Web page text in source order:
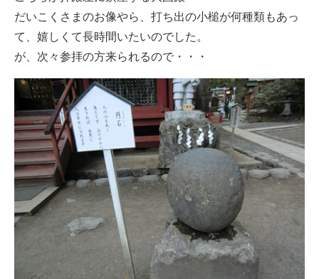
だいこくさまのお像やら、打ち出の小槌が何種類もあっ
て、嬉しくて長時間いたいのでした。
が、次々参拝の方来られるので・・・